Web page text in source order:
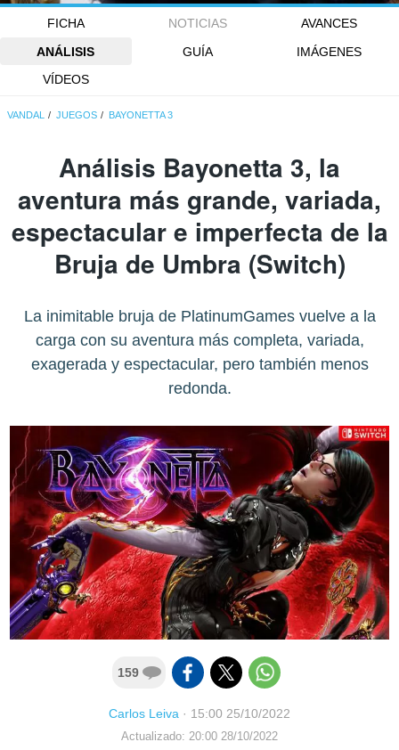
FICHA NOTICIAS
AVANCES
ANÁLISIS
GUÍA
IMÁGENES
VÍDEOS
VANDAL JUEGOS BAYONETTA 3
Análisis Bayonetta 3, la
aventura más grande, variada,
espectacular e imperfecta de la
Bruja de Umbra (Switch)
La inimitable bruja de PlatinumGames vuelve a la
carga con su aventura más completa, variada,
exagerada y espectacular, pero también menos
redonda.
159
Carlos Leiva · 15:00 25/10/2022
Actualizado: 20:00 28/10/2022